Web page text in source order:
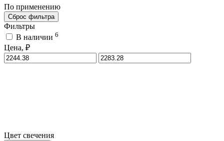
По применению
Сброс фильтра
Фильтры
В наличии 6
Цена, ₽
Цвет свечения